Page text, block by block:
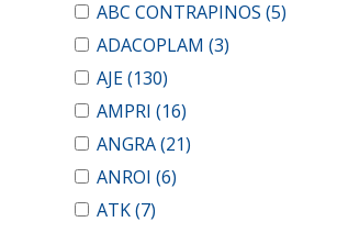
ABC CONTRAPINOS (5)
ADACOPLAM (3)
AJE(130)
AMPRI (16)
ANGRA(21)
ANROI (6)
ATK(7)